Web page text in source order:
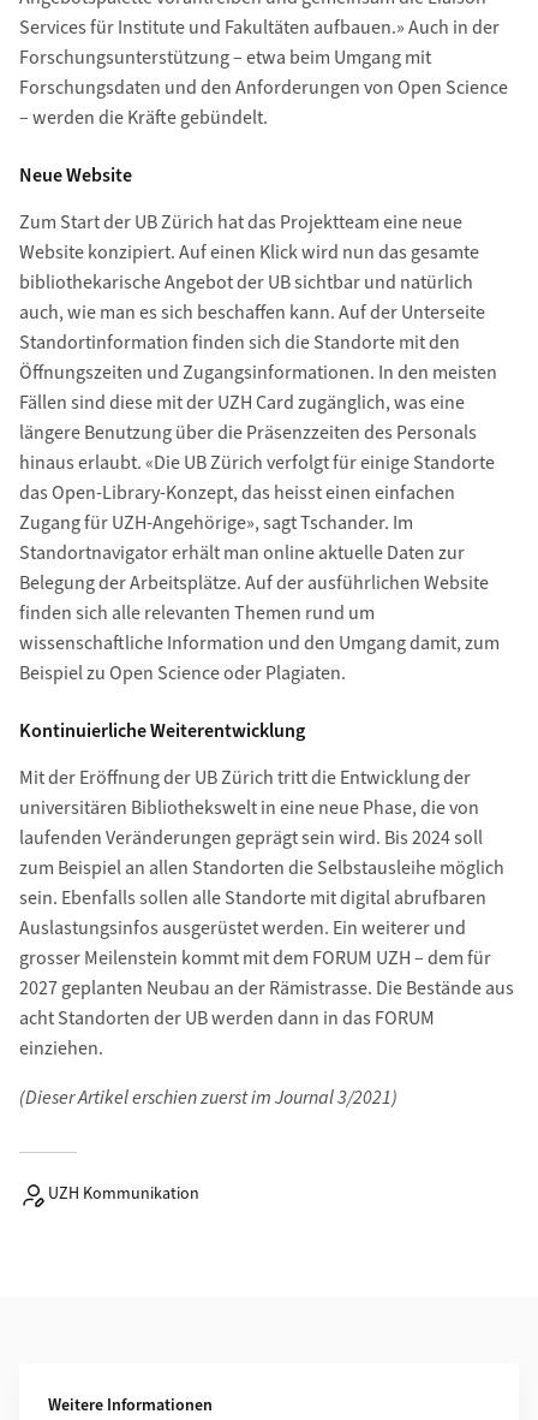
Services für Institute und Fakultäten aufbauen.» Auch in der
Forschungsunterstützung – etwa beim Umgang mit
Forschungsdaten und den Anforderungen von Open Science
– werden die Kräfte gebündelt.
Neue Website
Zum Start der UB Zürich hat das Projektteam eine neue
Website konzipiert. Auf einen Klick wird nun das gesamte
bibliothekarische Angebot der UB sichtbar und natürlich
auch, wie man es sich beschaffen kann. Auf der Unterseite
Standortinformation finden sich die Standorte mit den
Öffnungszeiten und Zugangsinformationen. In den meisten
Fällen sind diese mit der UZH Card zugänglich, was eine
längere Benutzung über die Präsenzzeiten des Personals
hinaus erlaubt. «Die UB Zürich verfolgt für einige Standorte
das Open-Library-Konzept, das heisst einen einfachen
Zugang für UZH-Angehörige», sagt Tschander. Im
Standortnavigator erhält man online aktuelle Daten zur
Belegung der Arbeitsplätze. Auf der ausführlichen Website
finden sich alle relevanten Themen rund um
wissenschaftliche Information und den Umgang damit, zum
Beispiel zu Open Science oder Plagiaten.
Kontinuierliche Weiterentwicklung
Mit der Eröffnung der UB Zürich tritt die Entwicklung der
universitären Bibliothekswelt in eine neue Phase, die von
laufenden Veränderungen geprägt sein wird. Bis 2024 soll
zum Beispiel an allen Standorten die Selbstausleihe möglich
sein. Ebenfalls sollen alle Standorte mit digital abrufbaren
Auslastungsinfos ausgerüstet werden. Ein weiterer und
grosser Meilenstein kommt mit dem FORUM UZH – dem für
2027 geplanten Neubau an der Rämistrasse. Die Bestände aus
acht Standorten der UB werden dann in das FORUM
einziehen.
(Dieser Artikel erschien zuerst im Journal 3/2021)
UZH Kommunikation
Weitere Informationen